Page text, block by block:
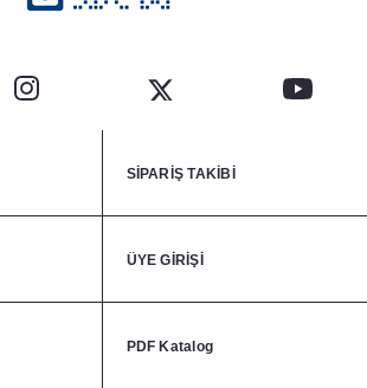
SİPARİŞ TAKİBİ
ÜYE GİRİŞİ
PDF Katalog